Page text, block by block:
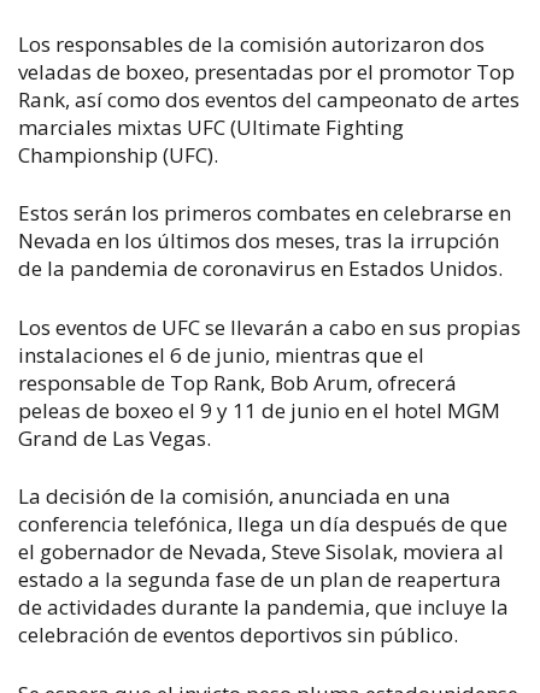
Los responsables de la comisión autorizaron dos
veladas de boxeo, presentadas por el promotor Top
Rank, así como dos eventos del campeonato de artes
marciales mixtas UFC (Ultimate Fighting
Championship (UFC).
Estos serán los primeros combates en celebrarse en
Nevada en los últimos dos meses, tras la irrupción
de la pandemia de coronavirus en Estados Unidos.
Los eventos de UFC se llevarán a cabo en sus propias
instalaciones el 6 de junio, mientras que el
responsable de Top Rank, Bob Arum, ofrecerá
peleas de boxeo el 9 y 11 de junio en el hotel MGM
Grand de Las Vegas.
La decisión de la comisión, anunciada en una
conferencia telefónica, llega un día después de que
el gobernador de Nevada, Steve Sisolak, moviera al
estado a la segunda fase de un plan de reapertura
de actividades durante la pandemia, que incluye la
celebración de eventos deportivos sin público.